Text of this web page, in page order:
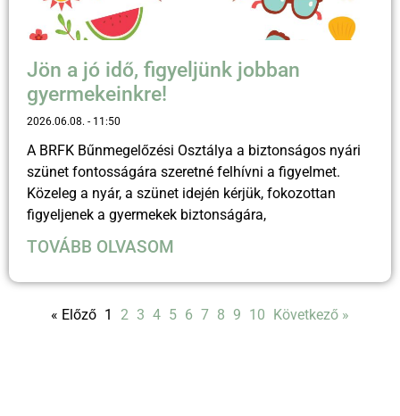
Jön a jó idő, figyeljünk jobban
gyermekeinkre!
2026.06.08. 11:50
A BRFK Bűnmegelőzési Osztálya a biztonságos nyári
szünet fontosságára szeretné felhívni a figyelmet.
Közeleg a nyár, a szünet idején kérjük, fokozottan
figyeljenek a gyermekek biztonságára,
TOVÁBB OLVASOM
« Előző 1 2 3 4 5 6 7 8 9 10 Következő »